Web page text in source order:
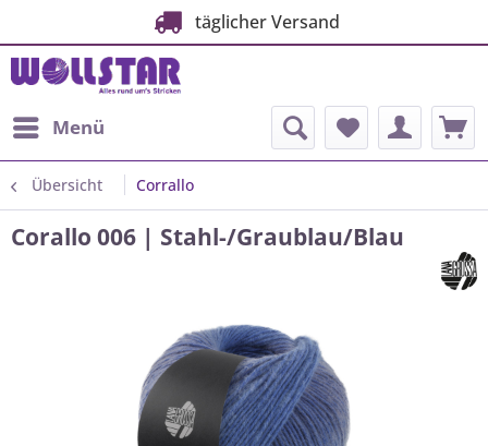
täglicher Versand
Menü
Übersicht Corrallo
Corallo 006 | Stahl-/Graublau/Blau